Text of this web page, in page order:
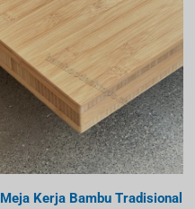
Meja Kerja Bambu Tradisional